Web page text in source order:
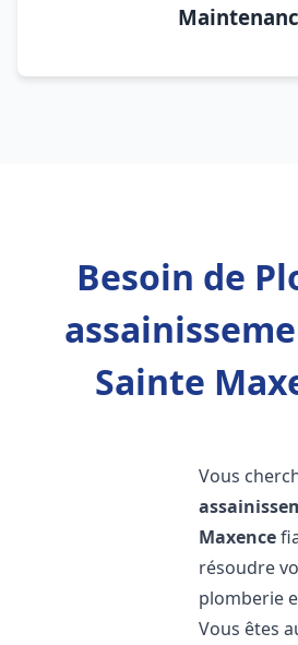
Besoin de
Sainte
Vous
Maxence
résoudre
plomberie
Vous êtes